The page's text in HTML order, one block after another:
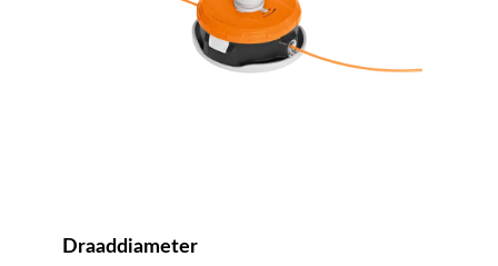
Draaddiameter